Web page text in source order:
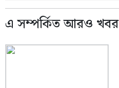
এ সম্পর্কিত আরও খবর